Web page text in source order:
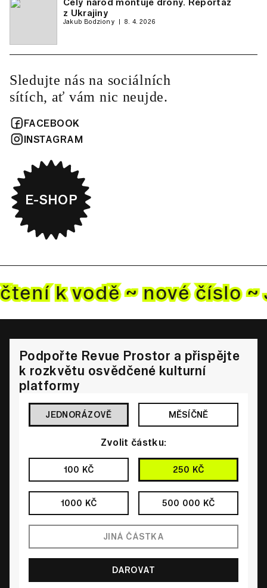
Celý národ montuje drony. Reportáž
z Ukrajiny
Jakub Bodziony 8. 4. 2026
Sledujte nás na sociálních
sítích, ať vám nic neujde.
FACEBOOK
INSTAGRAM
E-SHOP
čtení k vodě ~ novéčíslo ~
Podpořte Revue Prostor a přispějte
k rozkvětu osvědčené kulturní
platformy
JEDNORÁZOVĚ MĚSÍČNĚ
Zvolit částku:
100 KČ 250 KČ
1000 KČ 500 000 KČ